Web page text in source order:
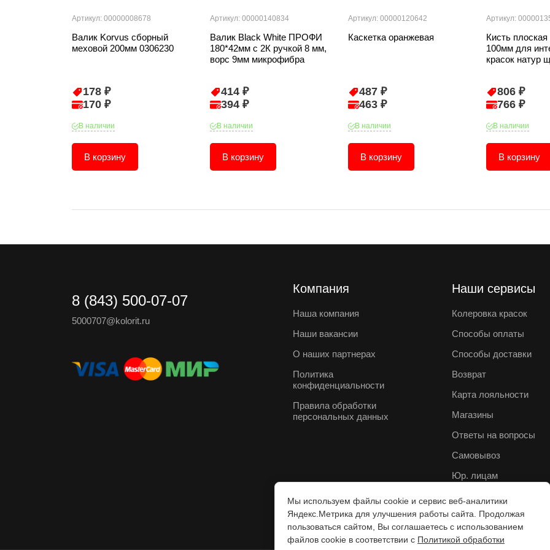
Артикул: 00000008678
Валик Korvus сборный
меховой 200мм 0306230
178 ₽
170 ₽
В наличии
В корзину
Артикул: 00000140834
Валик Black White ПРОФИ
180*42мм с 2К ручкой 8 мм,
ворс 9мм микрофибра
414 ₽
394 ₽
В наличии
В корзину
Артикул: 00000120642
Каскетка оранжевая
487 ₽
463 ₽
В наличии
В корзину
Артикул:
Кисть
100мм для
красок натур
806 ₽
766 ₽
В наличии
В корзину
8 (843) 500-07-07
5000707@kolorit.ru
Компания
Наша компания
Наши вакансии
О наших партнерах
Политика
конфиденциальности
Правила обработки
персональных данных
Наши сервисы
Колеровка красок
Способы оплаты
Способы доставки
Возврат
Карта лояльности
Магазины
Ответы на вопросы
Самовывоз
Юр. лицам
Мы используем файлы cookie и сервис веб-аналитики
Яндекс.Метрика для улучшения работы сайта. Продолжая
пользоваться сайтом, Вы соглашаетесь с использованием
файлов cookie в соответствии с Политикой обработки